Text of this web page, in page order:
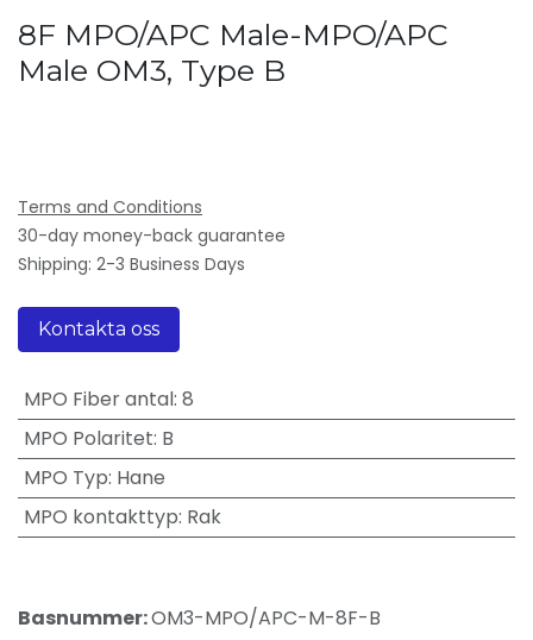
8F MPO/APC Male-MPO/APC
Male OM3, Type B
Terms and Conditions
30-day money-back guarantee
Shipping: 2-3 Business Days
Kontakta oss
MPO Fiber antal: 8
MPO Polaritet: B
MPO Typ: Hane
MPO kontakttyp: Rak
Basnummer:OM3-MPO/APC-M-8F-B